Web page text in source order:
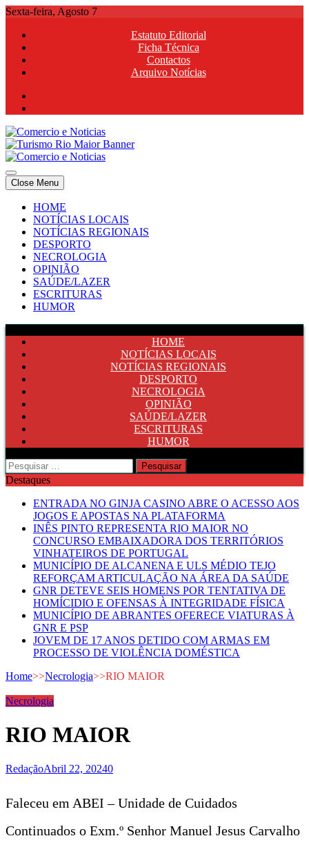
Skip
content
Sexta-feira, Agosto 7
Estatuto Editorial
Ficha Técnica
Contactos
Arquivo Notícias
Comercio e Noticias
Notícias e Publicidade Online
Comercio e Noticias
Notícias e Publicidade Online
Close Menu
HOME
NOTÍCIAS LOCAIS
NOTÍCIAS REGIONAIS
DESPORTO
NECROLOGIA
OPINIÃO
SAÚDE/LAZER
ESCRITURAS
HUMOR
HOME
NOTÍCIAS LOCAIS
NOTÍCIAS REGIONAIS
DESPORTO
NECROLOGIA
OPINIÃO
SAÚDE/LAZER
ESCRITURAS
HUMOR
Pesquisar
por:
Destaques
ENTRADA NO GINJA CASINO ABRE O ACESSO AOS
JOGOS E APOSTAS NA PLATAFORMA
INÊS PINTO REPRESENTA RIO MAIOR NO
CONCURSO EMBAIXADORA DOS TERRITÓRIOS
VINHATEIROS DE PORTUGAL
MUNICÍPIO DE ALCANENA E ULS MÉDIO TEJO
REFORÇAM ARTICULAÇÃO NA ÁREA DA SAÚDE
GNR DETEVE SEIS HOMENS POR TENTATIVA DE
HOMÍCIDIO E OFENSAS À INTEGRIDADE FÍSICA
MUNICÍPIO DE ABRANTES OFERECE VIATURAS À
GNR E PSP
JOVEM DE 17 ANOS DETIDO COM ARMAS EM
PROCESSO DE VIOLÊNCIA DOMÉSTICA
Home>>Necrologia>>RIO MAIOR
Necrologia
RIO MAIOR
RedaçãoAbril 22, 20240
Faleceu em ABEI – Unidade de Cuidados
Continuados o Exm.º Senhor Manuel Jesus Carvalho